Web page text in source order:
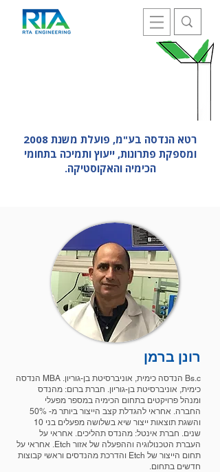
רטא הנדסה בע"מ, פועלת משנת 2008
ומספקת פתרונות, ייעוץ ותמיכה בתחומי
הכימיה והאקוסטיקה.
רונן ברמן
Bs.c הנדסה כימית, אוניברסיטת בן-גוריון. MBA הנדסה
כימית, אוניברסיטת בן-גוריון. חברת ברום: מהנדס
ומנהל פרויקטים בתחום הכימיה במספר מפעלי
החברה. אחראי להגדלת קצב הייצור ביותר מ- 50%
והשגת תוצאות ייצור שיא בשלושה מפעלים בני 10
שנים. חברת אינטל: מהנדס תהליכים. אחראי על
העברת הטכנולוגיה וההפעלה של אזור Etch. אחראי על
תחום הייצור של Etch והדרכת מהנדסים וראשי קבוצות
חדשים בתחום.